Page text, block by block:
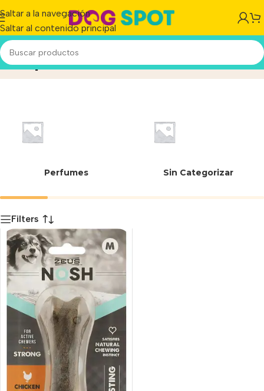
Saltar a la navegación
Saltar al contenido principal
limpieza dentalInicio/Producto
Perfumes Sin Categorizar
Filters